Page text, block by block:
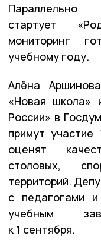
стартует
мониторинг
учебному году.
Алёна
«Новая школа»
России» в
примут
оценят
столовых,
территорий.
с педагогами
учебным
к 1 сентября.